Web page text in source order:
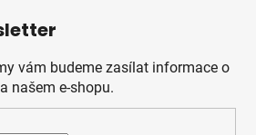
vám budeme zasílat informace o
našem e-shopu.